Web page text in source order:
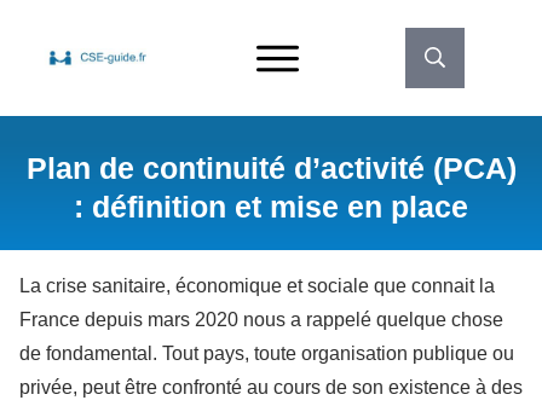
Plan de continuité d’activité (PCA)
: définition et mise en place
La crise sanitaire, économique et sociale que connait la
France depuis mars 2020 nous a rappelé quelque chose
de fondamental. Tout pays, toute organisation publique ou
privée, peut être confronté au cours de son existence à des